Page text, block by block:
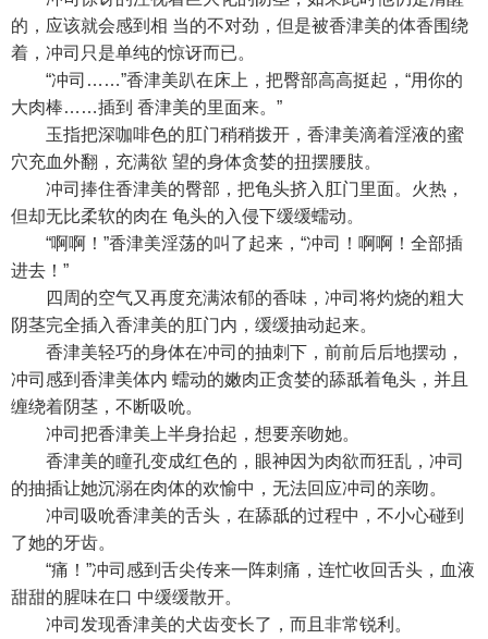
的，应该就会感到相 当的不对劲，但是被香津美的体香围绕
着，冲司只是单纯的惊讶而已。
“冲司……”香津美趴在床上，把臀部高高挺起，“用你的
大肉棒……插到 香津美的里面来。”
玉指把深咖啡色的肛门稍稍拨开，香津美滴着淫液的蜜
穴充血外翻，充满欲 望的身体贪婪的扭摆腰肢。
冲司捧住香津美的臀部，把龟头挤入肛门里面。火热，
但却无比柔软的肉在 龟头的入侵下缓缓蠕动。
“啊啊！”香津美淫荡的叫了起来，“冲司！啊啊！全部插
进去！”
四周的空气又再度充满浓郁的香味，冲司将灼烧的粗大
阴茎完全插入香津美的肛门内，缓缓抽动起来。
香津美轻巧的身体在冲司的抽刺下，前前后后地摆动，
冲司感到香津美体内 蠕动的嫩肉正贪婪的舔舐着龟头，并且
缠绕着阴茎，不断吸吮。
冲司把香津美上半身抬起，想要亲吻她。
香津美的瞳孔变成红色的，眼神因为肉欲而狂乱，冲司
的抽插让她沉溺在肉体的欢愉中，无法回应冲司的亲吻。
冲司吸吮香津美的舌头，在舔舐的过程中，不小心碰到
了她的牙齿。
“痛！”冲司感到舌尖传来一阵刺痛，连忙收回舌头，血液
甜甜的腥味在口 中缓缓散开。
冲司发现香津美的犬齿变长了，而且非常锐利。